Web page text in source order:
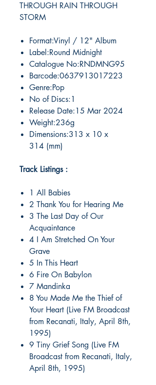
THROUGH RAIN THROUGH
STORM
Format:Vinyl / 12" Album
Label:Round Midnight
Catalogue No:RNDMNG95
Barcode:0637913017223
Genre:Pop
No of Discs:1
Release Date:15 Mar 2024
Weight:236g
Dimensions:313 x 10 x
314 (mm)
Track Listings :
1 All Babies
2 Thank You for Hearing Me
3 The Last Day of Our
Acquaintance
4 I Am Stretched On Your
Grave
5 In This Heart
6 Fire On Babylon
7 Mandinka
8 You Made Me the Thief of
Your Heart (Live FM Broadcast
from Recanati, Italy, April 8th,
1995)
9 Tiny Grief Song (Live FM
Broadcast from Recanati, Italy,
April 8th, 1995)